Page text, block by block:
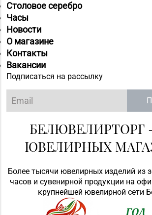
Столовое серебро
Часы
Новости
О магазине
Контакты
Вакансии
Подписаться на рассылку
БЕЛЮВЕЛИРТОРГ
ЮВЕЛИРНЫХ
Более тысячи ювелирных изделий из
часов и сувенирной продукции на
крупнейшей ювелирной сети